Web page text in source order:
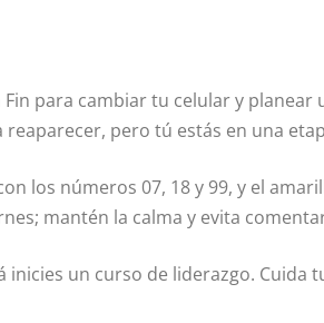
para cambiar tu celular y planear
pero tú estás en una
los números 07, 18 y 99, y el
mantén la calma y evita
inicies un curso de liderazgo. Cuida